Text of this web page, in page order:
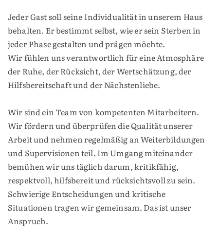
Jeder Gast soll seine Individualität in unserem Haus
behalten. Er bestimmt selbst, wie er sein Sterben in
jeder Phase gestalten und prägen möchte.
Wir fühlen uns verantwortlich für eine Atmosphäre
der Ruhe, der Rücksicht, der Wertschätzung, der
Hilfsbereitschaft und der Nächstenliebe.
Wir sind ein Team von kompetenten Mitarbeitern.
Wir fördern und überprüfen die Qualität unserer
Arbeit und nehmen regelmäßig an Weiterbildungen
und Supervisionen teil. Im Umgang miteinander
bemühen wir uns täglich darum, kritikfähig,
respektvoll, hilfsbereit und rücksichtsvoll zu sein.
Schwierige Entscheidungen und kritische
Situationen tragen wir gemeinsam. Das ist unser
Anspruch.